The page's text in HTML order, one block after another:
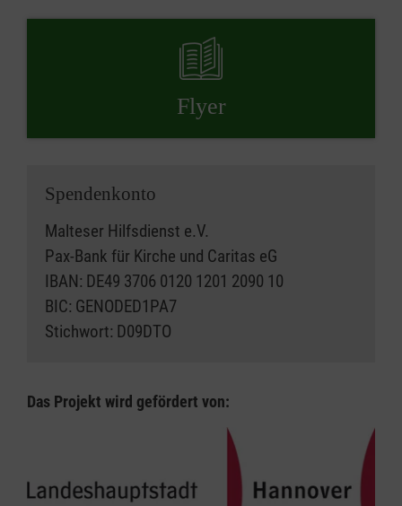
Flyer
Spendenkonto
Malteser Hilfsdienst e.V.
Pax-Bank für Kirche und Caritas eG
IBAN: DE49 3706 0120 1201 2090 10
BIC: GENODED1PA7
Stichwort: D09DTO
Das Projekt wird gefördert von: